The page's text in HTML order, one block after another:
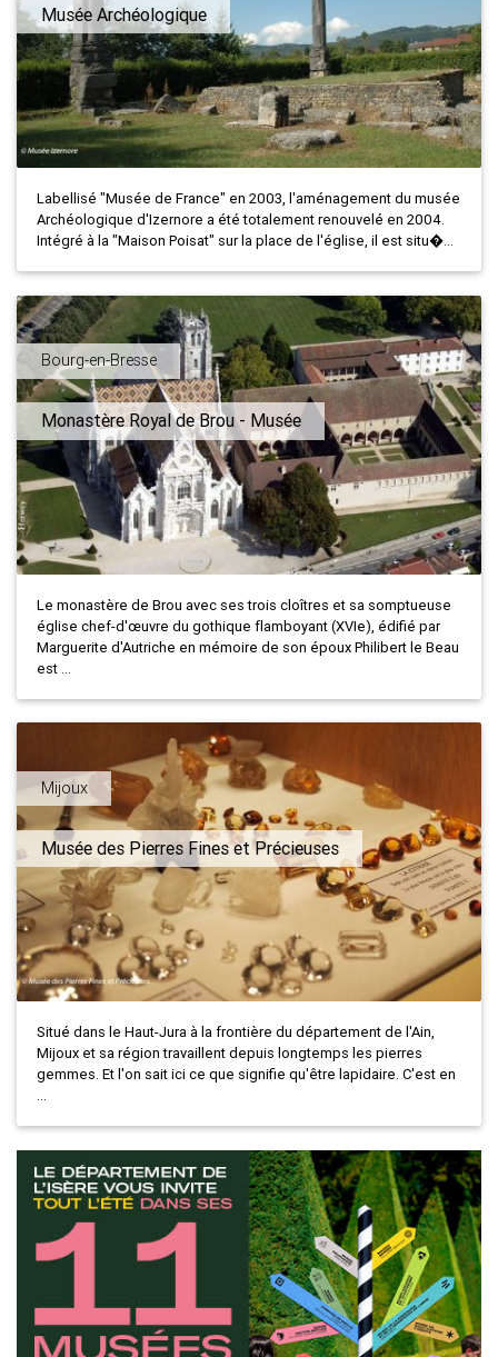
Musée Archéologique
Labellisé "Musée de France" en 2003, l'aménagement du musée
Archéologique d'Izernore a été totalement renouvelé en 2004.
Intégré à la "Maison Poisat" sur la place de l'église, il est situ�...
Bourg-en-Bresse
Monastère Royal de Brou - Musée
Le monastère de Brou avec ses trois cloîtres et sa somptueuse
église chef-d'œuvre du gothique flamboyant (XVIe), édifié par
Marguerite d'Autriche en mémoire de son époux Philibert le Beau
est ...
Mijoux
Musée des Pierres Fines et Précieuses
Situé dans le Haut-Jura à la frontière du département de l'Ain,
Mijoux et sa région travaillent depuis longtemps les pierres
gemmes. Et l'on sait ici ce que signifie qu'être lapidaire. C'est en
...